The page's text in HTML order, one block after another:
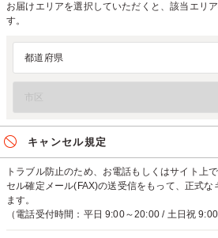
お届けエリアを選択していただくと、該当エリ
す。
キャンセル規定
トラブル防止のため、お電話もしくはサイト上
セル確定メール(FAX)の送受信をもって、正式な
ます。
（電話受付時間：平日 9:00～20:00 / 土日祝 9:00